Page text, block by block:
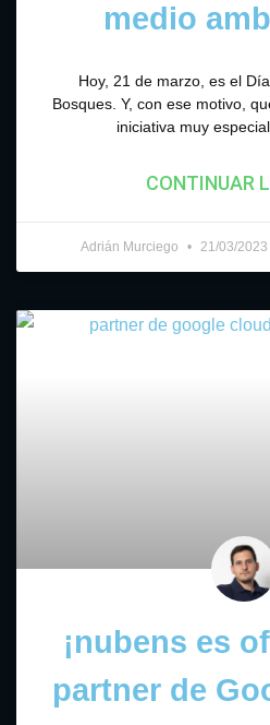
medio
Hoy, 21 de marzo, es el
Bosques. Y, con ese motivo,
iniciativa muy
CONTINUAR
Adrián Murciego 21/03/2023
¡nubens es
partner de